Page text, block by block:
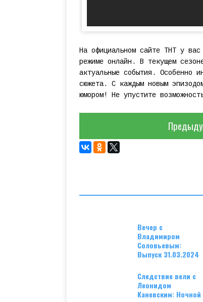
На официальном сайте ТНТ у
режиме онлайн. В текущем
актуальные события. Особенно
сюжета. С каждым новым
юмором! Не упустите
Вечер с
Владимиром
Соловьевым:
Выпуск 31.03.2024
Следствие вели с
Леонидом
Каневским: Ночной